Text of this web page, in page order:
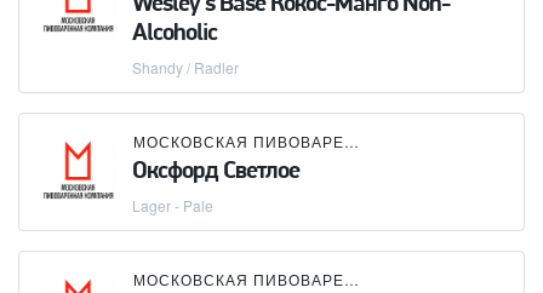
Alcoholic
Shandy / Radler
МОСКОВСКАЯ ПИВОВАРЕННАЯ КОМПАНИЯ (МПК)
Оксфорд Светлое
Lager - Pale
МОСКОВСКАЯ ПИВОВАРЕННАЯ КОМПАНИЯ (МПК)